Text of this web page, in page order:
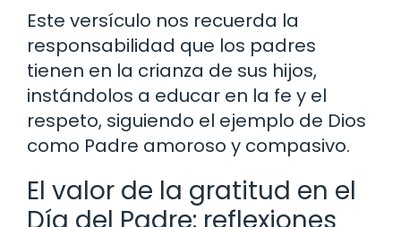
Este versículo nos recuerda la
responsabilidad que los padres
tienen en la crianza de sus hijos,
instándolos a educar en la fe y el
respeto, siguiendo el ejemplo de Dios
como Padre amoroso y compasivo.
El valor de la gratitud en el